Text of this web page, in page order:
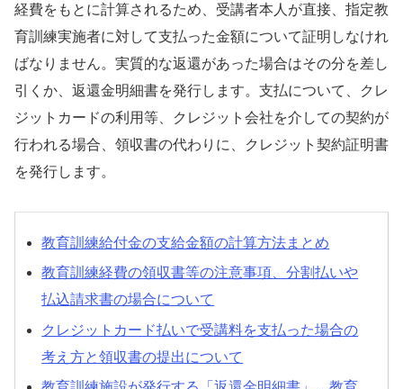
経費をもとに計算されるため、受講者本人が直接、指定教
育訓練実施者に対して支払った金額について証明しなけれ
ばなりません。実質的な返還があった場合はその分を差し
引くか、返還金明細書を発行します。支払について、クレ
ジットカードの利用等、クレジット会社を介しての契約が
行われる場合、領収書の代わりに、クレジット契約証明書
を発行します。
教育訓練給付金の支給金額の計算方法まとめ
教育訓練経費の領収書等の注意事項、分割払いや
払込請求書の場合について
クレジットカード払いで受講料を支払った場合の
考え方と領収書の提出について